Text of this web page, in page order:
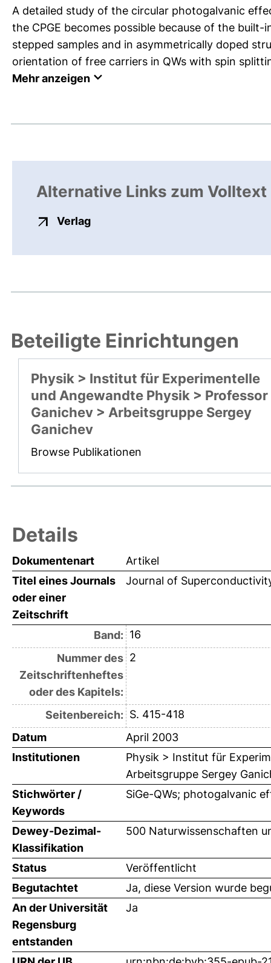
A detailed study of the circular photogalvanic
the CPGE becomes possible because of the
stepped samples and in asymmetrically doped
orientation of free carriers in QWs with spin
Mehr anzeigen
Alternative Links zum Volltext
Verlagexterner Link, öffnet neues
Beteiligte Einrichtungen
Physik > Institut für Experimentelle
und Angewandte Physik > Professor
Ganichev > Arbeitsgruppe Sergey
Ganichev
Browse Publikationen
Details
Dokumentenart
Artikel
Titel eines Journals
oder einer
Zeitschrift
Journal of
Band: 16
Nummer des
Zeitschriftenheftes
oder des Kapitels:
2
Seitenbereich: S. 415-418
Datum
April 2003
Institutionen
Physik > Institut für
Arbeitsgruppe Sergey
Stichwörter /
Keywords
SiGe-QWs; photogalvanic
Dewey-Dezimal-
Klassifikation
500 Naturwissenschaften
Status
Veröffentlicht
Begutachtet
Ja, diese Version wurde
An der Universität
Regensburg
entstanden
Ja